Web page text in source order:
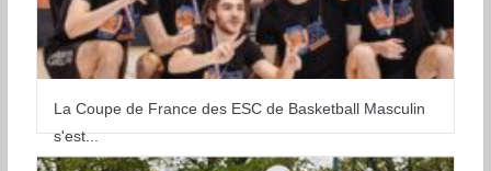
La Coupe de France des ESC de Basketball Masculin
s'est...